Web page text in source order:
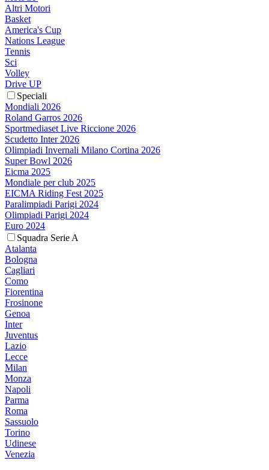
Altri Motori
Basket
America's Cup
Nations League
Tennis
Sci
Volley
Drive UP
Speciali
Mondiali 2026
Roland Garros 2026
Sportmediaset Live Riccione 2026
Scudetto Inter 2026
Olimpiadi Invernali Milano Cortina 2026
Super Bowl 2026
Eicma 2025
Mondiale per club 2025
EICMA Riding Fest 2025
Paralimpiadi Parigi 2024
Olimpiadi Parigi 2024
Euro 2024
Squadra Serie A
Atalanta
Bologna
Cagliari
Como
Fiorentina
Frosinone
Genoa
Inter
Juventus
Lazio
Lecce
Milan
Monza
Napoli
Parma
Roma
Sassuolo
Torino
Udinese
Venezia